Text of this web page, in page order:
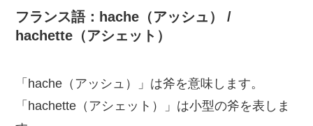
フランス語：hache（アッシュ） /
hachette（アシェット）
「hache（アッシュ）」は斧を意味します。
「hachette（アシェット）」は小型の斧を表しま